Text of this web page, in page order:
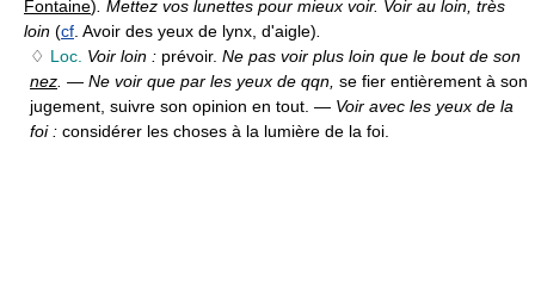
Fontaine) . Mettez vos lunettes pour mieux voir. Voir au loin, très
loin (cf . Avoir des yeux de lynx, d'aigle)
♢ Loc. Voir loin : prévoir. Ne pas voir plus loin que le bout de son
nez — Ne voir que par les yeux de qqn, se fier entièrement à son
jugement, suivre son opinion en tout. — Voir avec les yeux de la
foi : considérer les choses à la lumière de la foi.